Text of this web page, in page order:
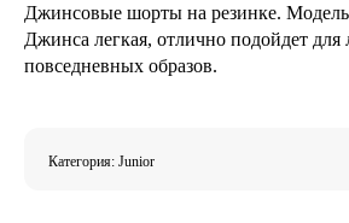
Джинсовые шорты на резинке. Модель
Джинса легкая, отлично подойдет для
повседневных образов.
Категория: Junior